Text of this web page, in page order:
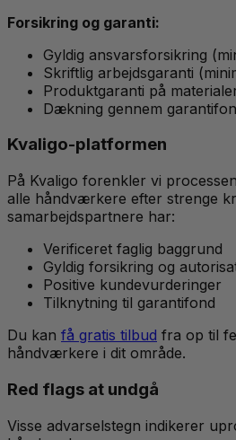
Forsikring og garanti:
Gyldig ansvarsforsikring
Skriftlig arbejdsgaranti
Produktgaranti på
Dækning gennem
Kvaligo-platformen
På Kvaligo forenkler vi
alle håndværkere efter strenge
samarbejdspartnere har:
Verificeret faglig baggrund
Gyldig forsikring og
Positive kundevurderinger
Tilknytning til garantifond
Du kan få gratis tilbud fra op til
håndværkere i dit område.
Red flags at undgå
Visse advarselstegn indikerer